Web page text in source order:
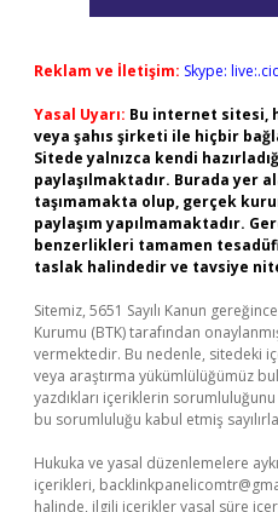
Reklam ve İletişim: Skype:
Yasal Uyarı: Bu internet sitesi,
veya şahıs şirketi ile hiçbir
Sitede yalnızca kendi
paylaşılmaktadır. Burada yer
taşımamakta olup, gerçek
paylaşım yapılmamaktadır.
benzerlikleri tamamen
taslak halindedir ve tavsiye
Sitemiz, 5651 Sayılı Kanun
Kurumu (BTK) tarafından
vermektedir. Bu nedenle, sitedeki
veya araştırma yükümlülüğümüz
yazdıkları içeriklerin
bu sorumluluğu kabul etmiş
Hukuka ve yasal düzenlemelere
içerikleri,
halinde, ilgili içerikler yasal süre